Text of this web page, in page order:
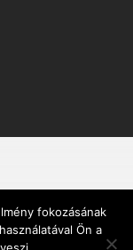
fokozásának
Ön a